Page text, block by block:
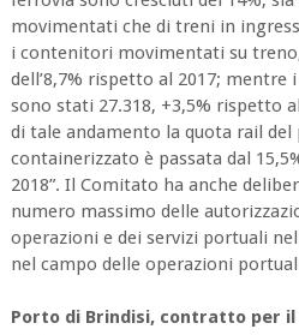
movimentati che di treni in
i contenitori movimentati su
dell’8,7% rispetto al 2017; mentre
sono stati 27.318, +3,5% rispetto
di tale andamento la quota rail
containerizzato è passata dal
2018”. Il Comitato ha anche
numero massimo delle
operazioni e dei servizi portuali
nel campo delle operazioni
Porto di Brindisi, contratto per